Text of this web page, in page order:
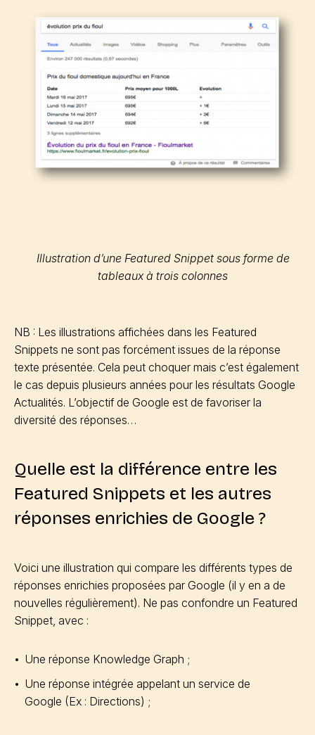
Illustration d’une Featured Snippet sous forme de
tableaux à trois colonnes
NB : Les illustrations affichées dans les Featured
Snippets ne sont pas forcément issues de la réponse
texte présentée. Cela peut choquer mais c’est également
le cas depuis plusieurs années pour les résultats Google
Actualités. L’objectif de Google est de favoriser la
diversité des réponses…
Quelle est la différence entre les
Featured Snippets et les autres
réponses enrichies de Google ?
Voici une illustration qui compare les différents types de
réponses enrichies proposées par Google (il y en a de
nouvelles régulièrement). Ne pas confondre un Featured
Snippet, avec :
Une réponse Knowledge Graph ;
Une réponse intégrée appelant un service de
Google (Ex : Directions) ;